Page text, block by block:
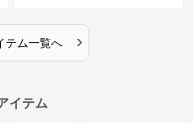
テム一覧へ ›
イテム